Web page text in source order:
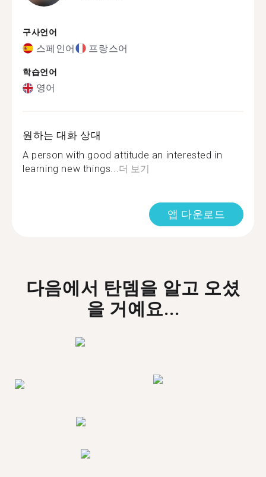
구사언어
스페인어 프랑스어
학습언어
영어
원하는 대화 상대
A person with good attitude an interested in
learning new things...더 보기
앱 다운로드
다음에서 탄뎀을 알고 오셨
을 거예요...